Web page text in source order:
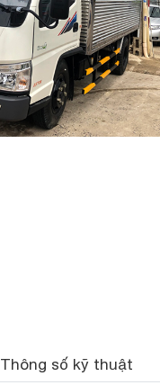
Thông số kỹ thuật